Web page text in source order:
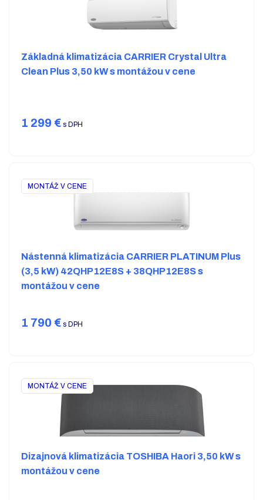
Základná klimatizácia CARRIER Crystal Ultra
Clean Plus 3,50 kW s montážou v cene
1 299 € s DPH
MONTÁŽ V CENE
Nástenná klimatizácia CARRIER PLATINUM Plus
(3,5 kW) 42QHP12E8S + 38QHP12E8S s
montážou v cene
1 790 € s DPH
MONTÁŽ V CENE
Dizajnová klimatizácia TOSHIBA Haori 3,50 kW s
montážou v cene